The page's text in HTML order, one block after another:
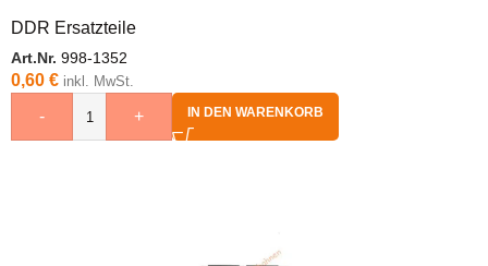
DDR Ersatzteile
Art.Nr. 998-1352
0,60 € inkl. MwSt.
- + IN DEN WARENKORB